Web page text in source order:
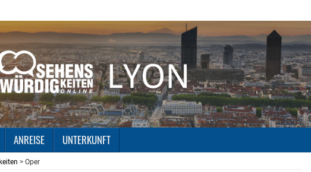
ANREISE UNTERKUNFT
> Oper